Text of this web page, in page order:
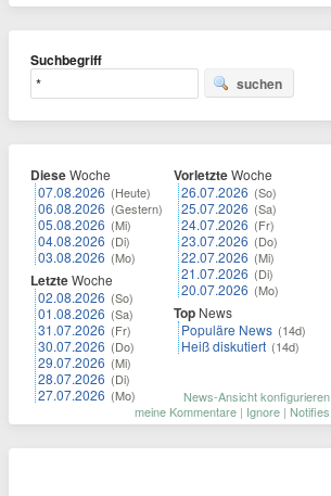
Suchbegriff
suchen
DieseWoche
07.08.2026 (Heute)
06.08.2026 (Gestern)
05.08.2026 (Mi)
04.08.2026 (Di)
03.08.2026 (Mo)
LetzteWoche
02.08.2026 (So)
01.08.2026 (Sa)
31.07.2026 (Fr)
30.07.2026 (Do)
29.07.2026 (Mi)
28.07.2026 (Di)
27.07.2026 (Mo)
VorletzteWoche
26.07.2026 (So)
25.07.2026 (Sa)
24.07.2026 (Fr)
23.07.2026 (Do)
22.07.2026 (Mi)
21.07.2026 (Di)
20.07.2026 (Mo)
Top News
Populäre News (14d)
Heiß diskutiert (14d)
News-Ansicht konfigurieren
meine Kommentare | Ignore | Notifies